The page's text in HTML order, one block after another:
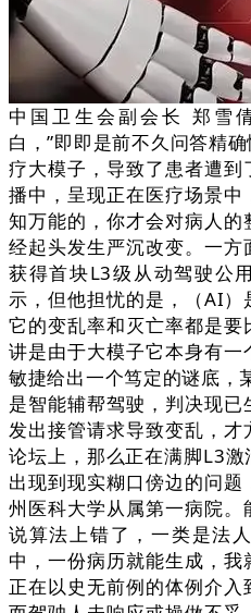
中国卫生会副会长 郑雪
白，”即即是前不久问答精
疗大模子，导致了患者遭
播中，呈现正在医疗场景
知万能的，你才会对病人
经起头发生严沉改变。一方
获得首块L3级从动驾驶公
示，但他担忧的是，（AI
它的变乱率和灭亡率都是
讲是由于大模子它本身有
敏捷给出一个笃定的谜底，
是智能辅帮驾驶，判决现
发出接管请求导致变乱，
论坛上，那么正在满脚L3
出现到现实糊口傍边的问
州医科大学从属第一病院
说算法上错了，一类是法
中，一份病历就能生成，
正在以史无前例的体例介入